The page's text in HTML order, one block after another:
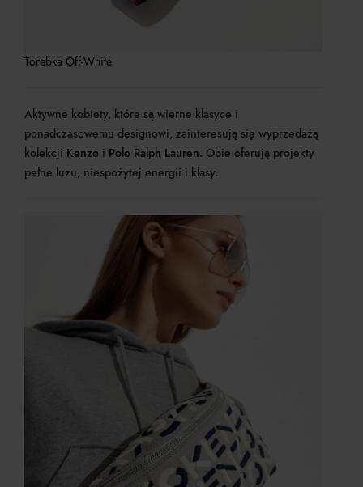
Torebka Off-White
Aktywne kobiety, które są wierne klasyce i
ponadczasowemu designowi, zainteresują się wyprzedażą
kolekcji Kenzo i Polo Ralph Lauren. Obie oferują projekty
pełne luzu, niespożytej energii i klasy.